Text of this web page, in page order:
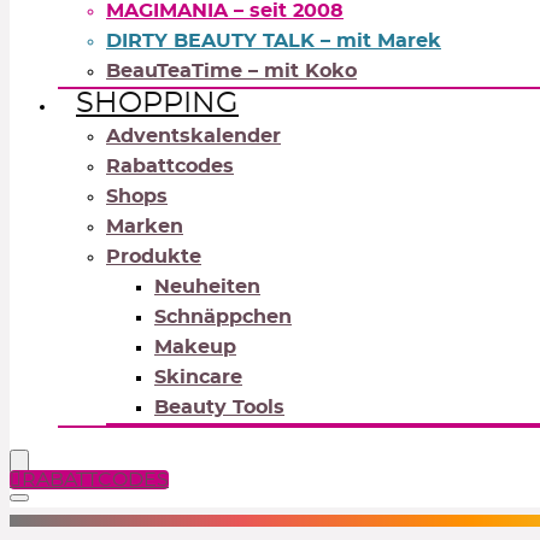
MAGIMANIA – seit 2008
DIRTY BEAUTY TALK – mit Marek
BeauTeaTime – mit Koko
SHOPPING
Adventskalender
Rabattcodes
Shops
Marken
Produkte
Neuheiten
Schnäppchen
Makeup
Skincare
Beauty Tools
RABATTCODES